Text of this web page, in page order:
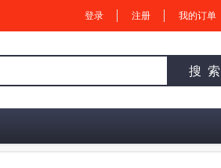
登录 注册 我的订单